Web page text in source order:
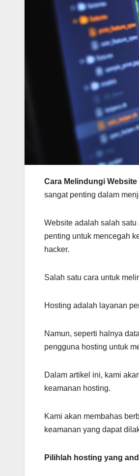
Cara Melindungi
sangat penting dalam
Website adalah salah
penting untuk mencegah
hacker.
Salah satu cara untuk
Hosting adalah layanan
Namun, seperti halnya
pengguna hosting untuk
Dalam artikel ini, kami
keamanan hosting.
Kami akan membahas
keamanan yang dapat
Pilihlah hosting yang